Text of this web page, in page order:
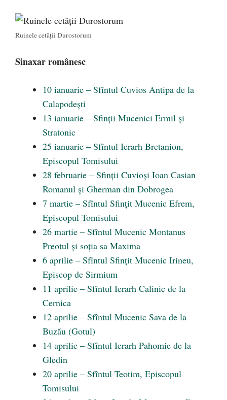
Ruinele cetății Durostorum
Sinaxar românesc
10 ianuarie – Sfîntul Cuvios Antipa de la
Calapodești
13 ianuarie – Sfinții Mucenici Ermil și
Stratonic
25 ianuarie – Sfîntul Ierarh Bretanion,
Episcopul Tomisului
28 februarie – Sfinții Cuvioși Ioan Casian
Romanul și Gherman din Dobrogea
7 martie – Sfîntul Sfințit Mucenic Efrem,
Episcopul Tomisului
26 martie – Sfîntul Mucenic Montanus
Preotul și soția sa Maxima
6 aprilie – Sfîntul Sfințit Mucenic Irineu,
Episcop de Sirmium
11 aprilie – Sfîntul Ierarh Calinic de la
Cernica
12 aprilie – Sfîntul Mucenic Sava de la
Buzău (Gotul)
14 aprilie – Sfîntul Ierarh Pahomie de la
Gledin
20 aprilie – Sfîntul Teotim, Episcopul
Tomisului